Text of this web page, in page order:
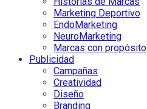
Marketing Deportivo
EndoMarketing
NeuroMarketing
Marcas con propósito
Publicidad
Campañas
Creatividad
Diseño
Branding